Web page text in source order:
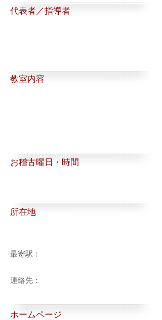
代表者／指導者
​教室内容
お稽古曜日・時間
所在地
最寄駅：
連絡先：
ホームページ